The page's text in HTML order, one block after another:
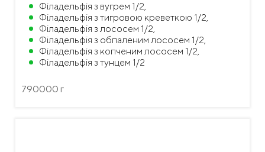
Філадельфія з вугрем 1/2,
Філадельфія з тигровою креветкою 1/2,
Філадельфія з лососем 1/2,
Філадельфія з обпаленим лососем 1/2,
Філадельфія з копченим лососем 1/2,
Філадельфія з тунцем 1/2
790000 г